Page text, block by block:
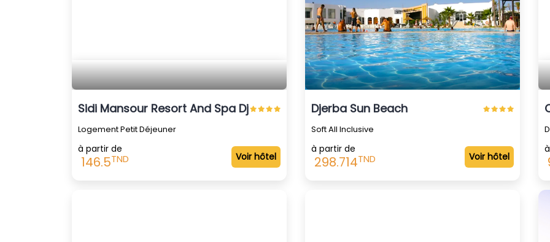
Sidi Mansour Resort And Spa Djerba ( Interdit Aux Célibataires )
Logement Petit Déjeuner
à partir de
146.5TND Voir hôtel
Djerba Sun Beach
Soft All Inclusive
à partir de
298.714TND Voir hôtel